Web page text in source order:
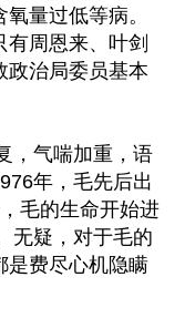
量过低等病。
周恩来、叶剑
政治局委员基本
，气喘加重，语
年，毛先后出
毛的生命开始进
无疑，对于毛的
是费尽心机隐瞒